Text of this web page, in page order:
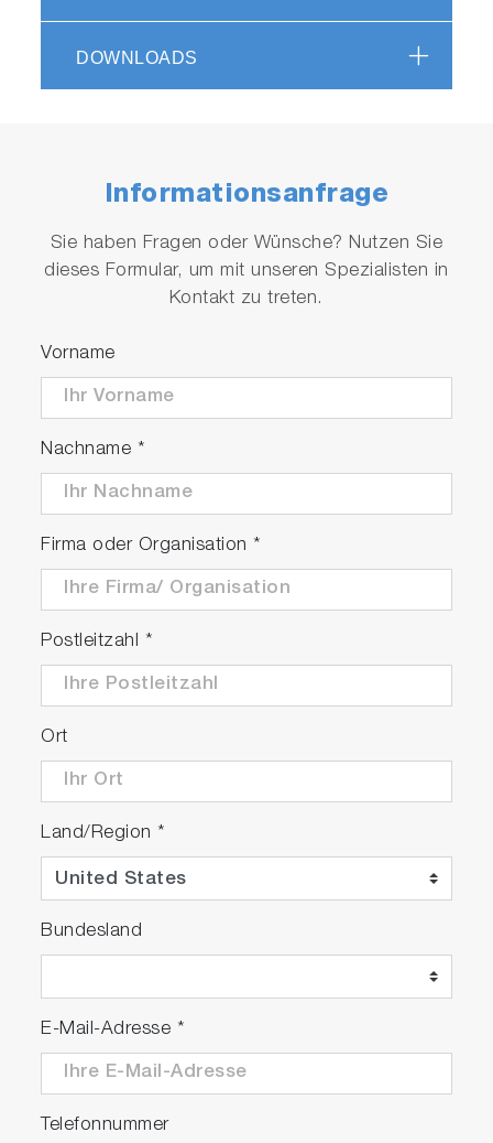
DOWNLOADS
Informationsanfrage
Sie haben Fragen oder Wünsche? Nutzen Sie
dieses Formular, um mit unseren Spezialisten in
Kontakt zu treten.
Vorname
Nachname *
Firma oder Organisation *
Postleitzahl *
Ort
Land/Region *
Bundesland
E-Mail-Adresse *
Telefonnummer